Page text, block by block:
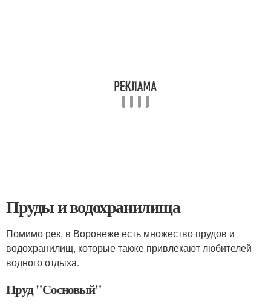
Пруды и водохранилища
Помимо рек, в Воронеже есть множество прудов и
водохранилищ, которые также привлекают любителей
водного отдыха.
Пруд "Сосновый"